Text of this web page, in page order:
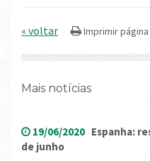
« voltar
Mais notícias
19/06/2020 Espanha:
de junho